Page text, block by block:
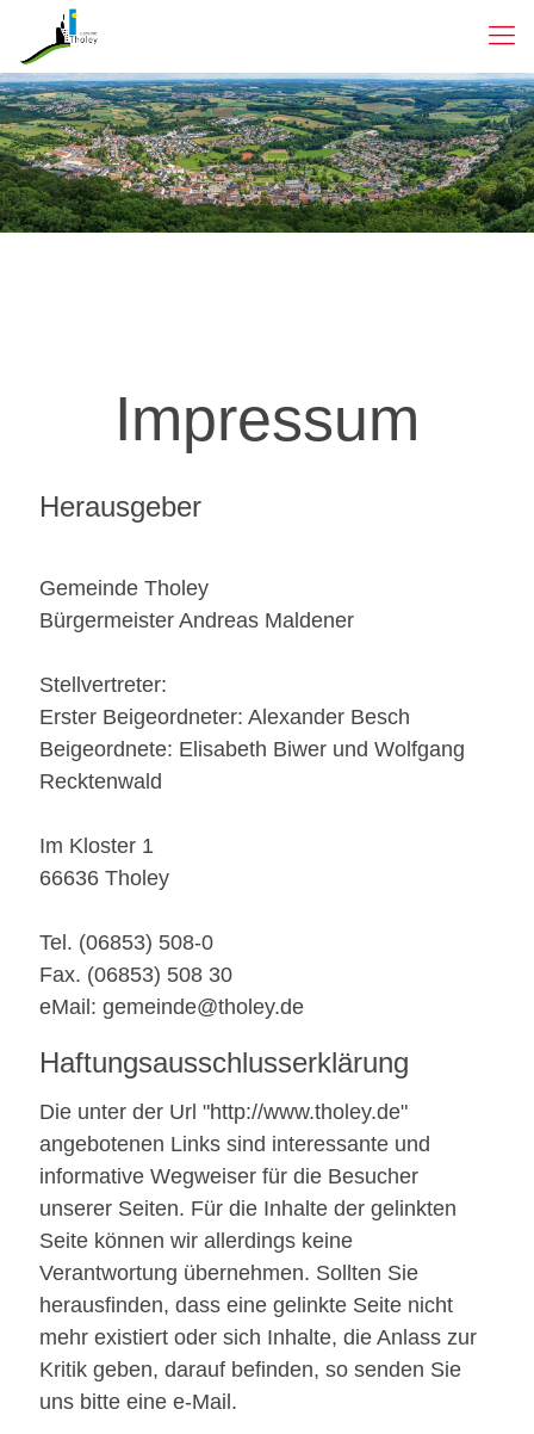
Impressum
Herausgeber
Gemeinde Tholey
Bürgermeister Andreas Maldener
Stellvertreter:
Erster Beigeordneter: Alexander Besch
Beigeordnete: Elisabeth Biwer und Wolfgang
Recktenwald
Im Kloster 1
66636 Tholey
Tel. (06853) 508-0
Fax. (06853) 508 30
eMail: gemeinde@tholey.de
Haftungsausschlusserklärung
Die unter der Url "http://www.tholey.de"
angebotenen Links sind interessante und
informative Wegweiser für die Besucher
unserer Seiten. Für die Inhalte der gelinkten
Seite können wir allerdings keine
Verantwortung übernehmen. Sollten Sie
herausfinden, dass eine gelinkte Seite nicht
mehr existiert oder sich Inhalte, die Anlass zur
Kritik geben, darauf befinden, so senden Sie
uns bitte eine e-Mail.